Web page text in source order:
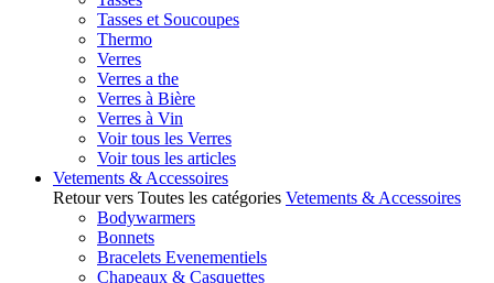
Tasses et Soucoupes
Thermo
Verres
Verres a the
Verres à Bière
Verres à Vin
Voir tous les Verres
Voir tous les articles
Vetements & Accessoires
Retour vers Toutes les catégories Vetements & Accessoires
Bodywarmers
Bonnets
Bracelets Evenementiels
Chapeaux & Casquettes